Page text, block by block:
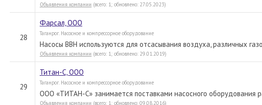
Объявления компании (всего: 1; обновлено: 27.05.2023)
28
Фарсал, ООО
Таганрог. Насосное и компрессорное оборудование
Насосы ВВН используются для отсасывания воздуха, различных
Объявления компании (всего: 1; обновлено: 29.01.2019)
29
Титан-С, ООО
Таганрог. Насосное и компрессорное оборудование
ООО «ТИТАН-С» занимается поставками насосного оборудования
Объявления компании (всего: 1; обновлено: 09.08.2016)